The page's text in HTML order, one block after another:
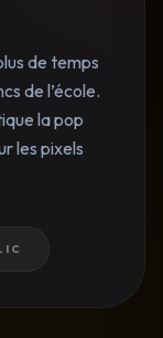
de temps
de l’école.
la pop
les pixels